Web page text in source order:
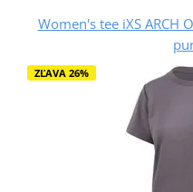
Women's tee iXS ARCH
ZĽAVA 26%